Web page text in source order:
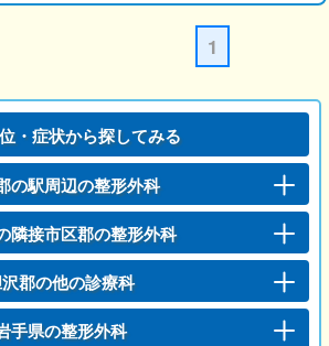
1
・症状から探してみる
の駅周辺の整形外科
隣接市区郡の整形外科
郡の他の診療科
手県の整形外科